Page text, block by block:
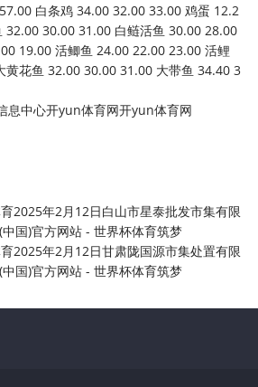
白条鸡 34.00 32.00 33.00 鸡蛋 12.2
32.00 30.00 31.00 白鲢活鱼 30.00 28.00
19.00 活鲫鱼 24.00 22.00 23.00 活鲤
黄花鱼 32.00 30.00 31.00 大带鱼 34.40 3
息中心开yun体育网开yun体育网
2025年2月12日白山市星泰批发市集有限
国)官方网站 - 世界杯体育筑梦
2025年2月12日甘肃陇国源市集处置有限
国)官方网站 - 世界杯体育筑梦